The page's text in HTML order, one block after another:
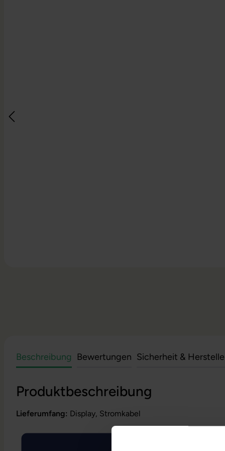
Beschreibung Bewertungen Sicherheit &
Produktbeschreibung
Lieferumfang: Display, Stromkabel